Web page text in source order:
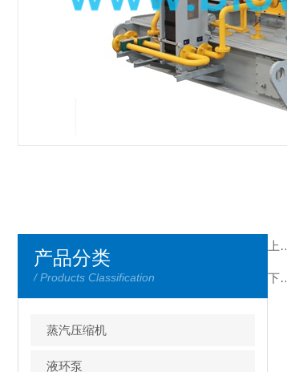
产品分类
/ Products Classification
蒸汽压缩机
液环泵
上一篇：
下一篇：